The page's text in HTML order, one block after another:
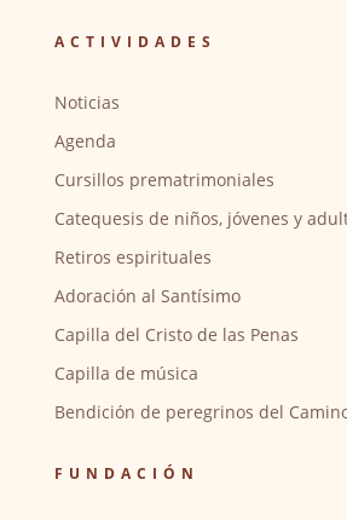
ACTIVIDADES
Noticias
Agenda
Cursillos prematrimoniales
Catequesis de niños, jóvenes y
Retiros espirituales
Adoración al Santísimo
Capilla del Cristo de las Penas
Capilla de música
Bendición de peregrinos del
FUNDACIÓN